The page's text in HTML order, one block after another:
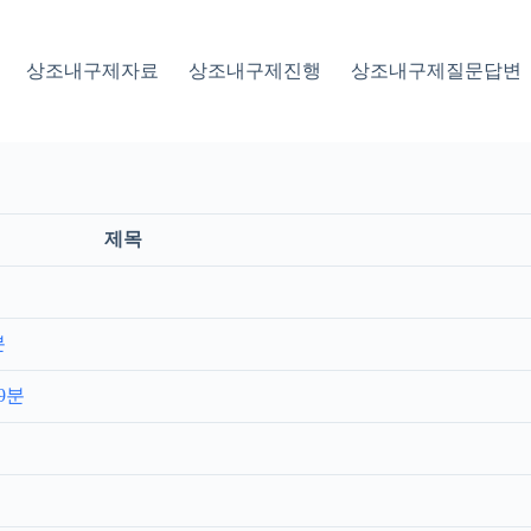
상조내구제자료 상조내구제진행 상조내구제질문답변
제목
분